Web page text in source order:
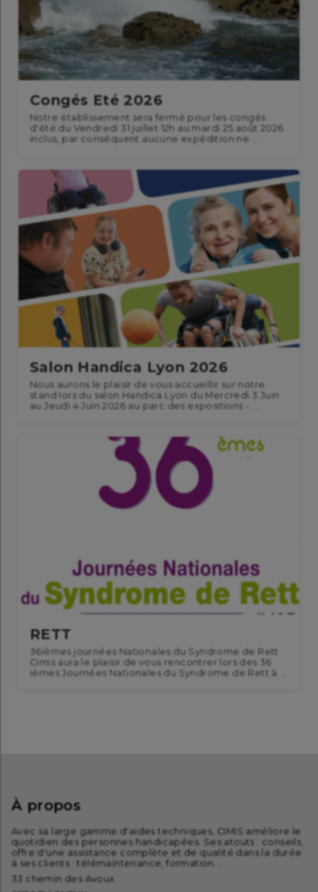
Congés Eté 2026
Notre établissement sera fermé pour les congés
d'été du Vendredi 31 juillet 12h au mardi 25 août 2026
inclus, par conséquent aucune expédition ne ...
Salon Handica Lyon 2026
Nous aurons le plaisir de vous accueillir sur notre
stand lors du salon Handica Lyon du Mercredi 3 Juin
au Jeudi 4 Juin 2026 au parc des expositions - ...
RETT
36ièmes journées Nationales du Syndrome de Rett
Cimis aura le plaisir de vous rencontrer lors des 36
ièmes Journées Nationales du Syndrome de Rett à ...
À propos
Avec sa large gamme d'aides techniques, CIMIS améliore le
quotidien des personnes handicapées. Ses atouts : conseils,
offre d'une assistance complète et de qualité dans la durée
à ses clients : télémaintenance, formation...
33 chemin des Avoux